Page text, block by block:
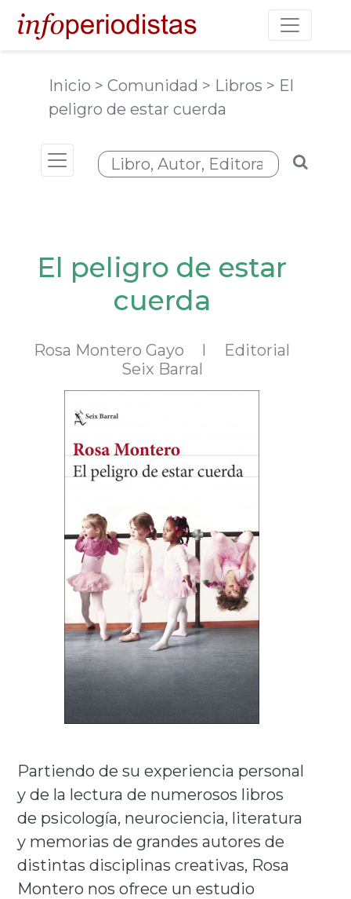
Toggle
Inicio > Comunidad > Libros > El
peligro de estar cuerda
Toggle navigation
El peligro de estar
cuerda
Rosa Montero Gayo l
Editorial
Seix Barral
Partiendo de su experiencia personal
y de la lectura de numerosos libros
de psicología, neurociencia, literatura
y memorias de grandes autores de
distintas disciplinas creativas, Rosa
Montero nos ofrece un estudio